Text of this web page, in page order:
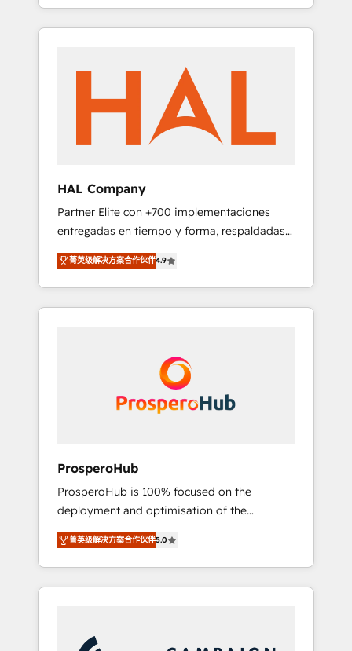
processes to generate growth. Our offer
spans from Strategy to Operations. We
implementation, web design, sales &
marketing automation, and digital marketing.
With extensive experience working with tech
companies and manufacturers since 2002,
we are committed to empowering our clients
implementation and seamless integration of
the CRM platform into your digital
ecosystem. Would you like support in
deploying your inbound marketing strategy?
We'll provide support tailored to your needs
and sales objectives. With 125+ certifications,
we are part of the most certified Canadian
coast), our services are offered in both
HAL Company
Partner Elite con +700 implementaciones
entregadas en tiempo y forma, respaldadas
por 6 acreditaciones de HubSpot y un
equipo de 6 Certified Trainers avalados por
HubSpot Academy. Acompañamos a las
empresas en cada etapa de su crecimiento
Nos caracterizamos por combinar excelencia
técnica con una mirada estratégica a largo
菁英级解决方案合作伙伴4.9
ProsperoHub
ProsperoHub is 100% focused on the
deployment and optimisation of the
HubSpot CRM platform. Our highly
experienced team of solutions experts will
ensure that you achieve maximum adoption
and ROI from your HubSpot investment. Use
your team on their HubSpot journey, design
菁英级解决方案合作伙伴5.0